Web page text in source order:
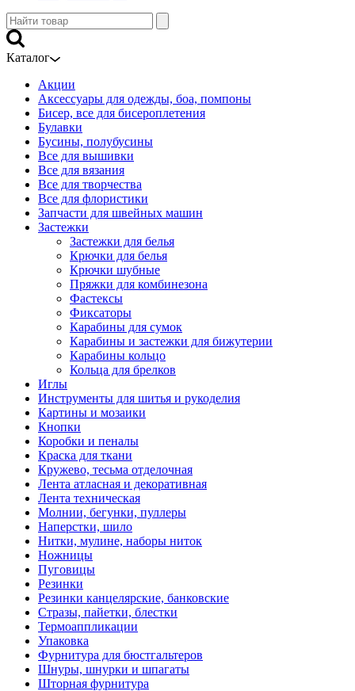
Каталог
Акции
Аксессуары для одежды, боа, помпоны
Бисер, все для бисероплетения
Булавки
Бусины, полубусины
Все для вышивки
Все для вязания
Все для творчества
Все для флористики
Запчасти для швейных машин
Застежки
Застежки для белья
Крючки для белья
Крючки шубные
Пряжки для комбинезона
Фастексы
Фиксаторы
Карабины для сумок
Карабины и застежки для бижутерии
Карабины кольцо
Кольца для брелков
Иглы
Инструменты для шитья и рукоделия
Картины и мозаики
Кнопки
Коробки и пеналы
Краска для ткани
Кружево, тесьма отделочная
Лента атласная и декоративная
Лента техническая
Молнии, бегунки, пуллеры
Наперстки, шило
Нитки, мулине, наборы ниток
Ножницы
Пуговицы
Резинки
Резинки канцелярские, банковские
Стразы, пайетки, блестки
Термоаппликации
Упаковка
Фурнитура для бюстгальтеров
Шнуры, шнурки и шпагаты
Шторная фурнитура